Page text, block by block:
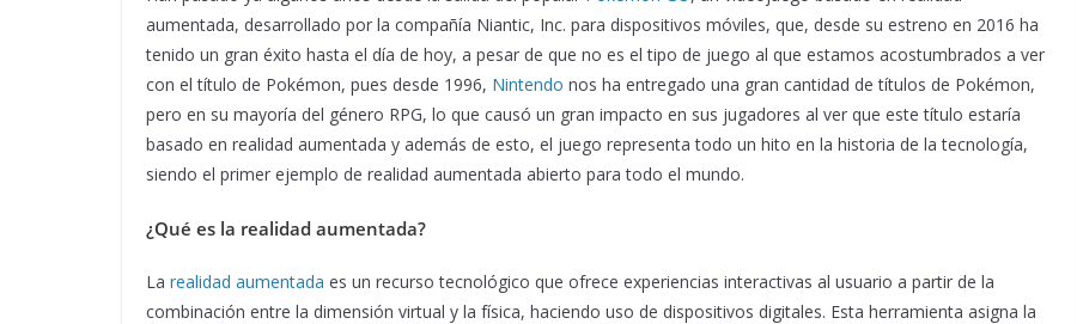
aumentada, desarrollado por la compañía Niantic, Inc. para dispositivos móviles, que, desde su estreno en 2016 ha
tenido un gran éxito hasta el día de hoy, a pesar de que no es el tipo de juego al que estamos acostumbrados a ver
con el título de Pokémon, pues desde 1996, Nintendo nos ha entregado una gran cantidad de títulos de Pokémon,
pero en su mayoría del género RPG, lo que causó un gran impacto en sus jugadores al ver que este título estaría
basado en realidad aumentada y además de esto, el juego representa todo un hito en la historia de la tecnología,
siendo el primer ejemplo de realidad aumentada abierto para todo el mundo.
¿Qué es la realidad aumentada?
La realidad aumentada es un recurso tecnológico que ofrece experiencias interactivas al usuario a partir de la
combinación entre la dimensión virtual y la física, haciendo uso de dispositivos digitales. Esta herramienta asigna la